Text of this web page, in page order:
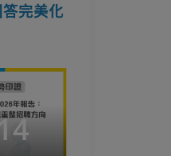
完美化